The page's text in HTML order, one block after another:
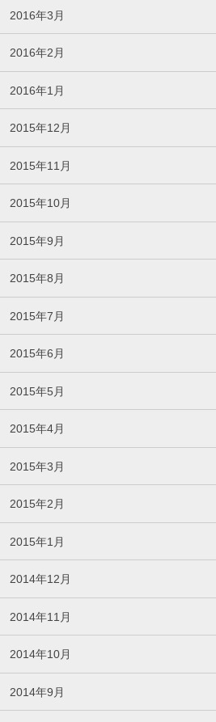
2016年3月
2016年2月
2016年1月
2015年12月
2015年11月
2015年10月
2015年9月
2015年8月
2015年7月
2015年6月
2015年5月
2015年4月
2015年3月
2015年2月
2015年1月
2014年12月
2014年11月
2014年10月
2014年9月